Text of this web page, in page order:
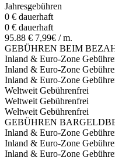
Jahresgebühren
0 € dauerhaft
0 € dauerhaft
95.88 € 7,99€ / m.
GEBÜHREN BEIM
Inland & Euro-Zone
Inland & Euro-Zone
Inland & Euro-Zone
Weltweit Gebührenfrei
Weltweit Gebührenfrei
Weltweit Gebührenfrei
GEBÜHREN
Inland & Euro-Zone
Inland & Euro-Zone
Inland & Euro-Zone